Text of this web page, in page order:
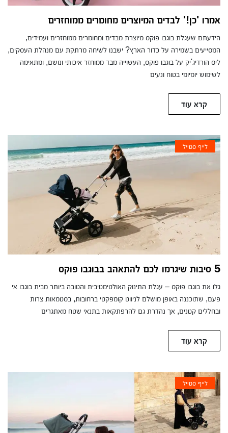
אמרו 'כן!' לבדים המיוצרים מחומרים ממוחזרים
הידעתם שעגלת בוגבו פוקס מיוצרת מבדים ומחומרים ממוחזרים ועמידים,
המסייעים בשמירה על כדור הארץ? ישבנו לשיחה מרתקת עם מנהלת העסקים,
ליס הורדיג'יק על בוגבו פוקס, העשוייה מבד ממוחזר איכותי ונושם, ומתאימה
לשימוש יומיומי בטוח ונעים
קרא עוד
לייף סטייל
5 סיבות שיגרמו לכם להתאהב בבוגבו פוקס
גלו את בוגבו פוקס – עגלת התינוק האולטימטיבית והטובה ביותר מבית בוגבו אי
פעם, שתוכננה באופן מושלם לניווט קומפקטי ברחובות, בסטמאות צרות
ובחללים קטנים, אך נהדרת גם להרפתקאות בתנאי שטח מאתגרים
קרא עוד
לייף סטייל